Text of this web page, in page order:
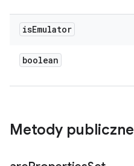
isEmulator
boolean
Metody publiczne